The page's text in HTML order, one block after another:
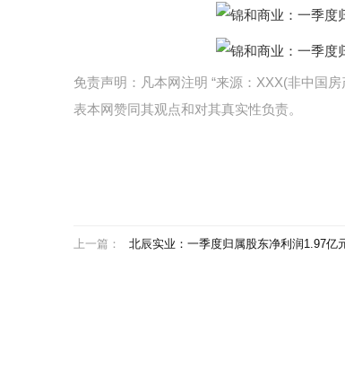
免责声明：凡本网注明 “来源：XXX(非中国
表本网赞同其观点和对其真实性负责。
上一篇： 北辰实业：一季度归属股东净利润1.97亿